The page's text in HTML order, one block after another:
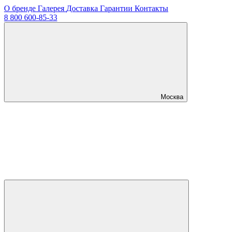
О бренде Галерея Доставка Гарантии Контакты
8 800 600-85-33
Москва